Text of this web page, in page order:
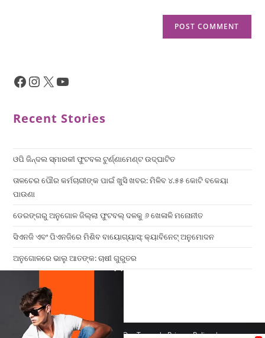
Recent Stories
ଓପି ଜିନ୍ଦଲ ସ୍ମାରକୀ ଫୁଟବଲ ଟୁର୍ଣ୍ଣାମେଣ୍ଟ ଉଦ୍ଘାଟିତ
ତାଳଚେର ପୌର କର୍ମଚାରୀଙ୍କ ପାଇଁ ଖୁସି ଖବର: ମିଳିବ ୪.୫୫ କୋଟି ବକେୟା
ପାଉଣା
ଡେରଙ୍ଗରୁ ଅନୁଗୋଳ ଜିଲ୍ଲା ଫୁଟବଲ୍ ଦଳକୁ ୬ ଖେଳାଳି ମନୋନୀତ
ସିଏନଜି ଏବଂ ପିଏନଜିରେ ମିଶିବ ବାୟୋଗ୍ୟାସ୍: କ୍ୟାବିନେଟ୍ ଅନୁମୋଦନ
ଅନୁଗୋଳରେ ଭାଲୁ ଆତଙ୍କ: ଚାଷୀ ଗୁରୁତର
Home Contact us Our Team Privacy Policy
×